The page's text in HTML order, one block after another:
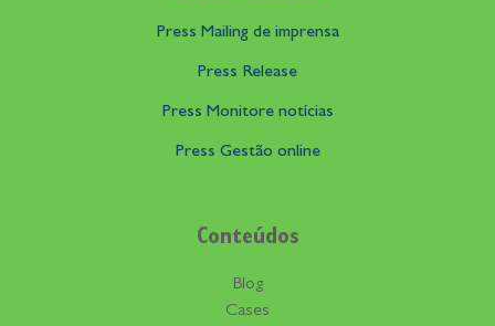
Press Mailing de imprensa
Press Release
Press Monitore notícias
Press Gestão online
Conteúdos
Blog
Cases